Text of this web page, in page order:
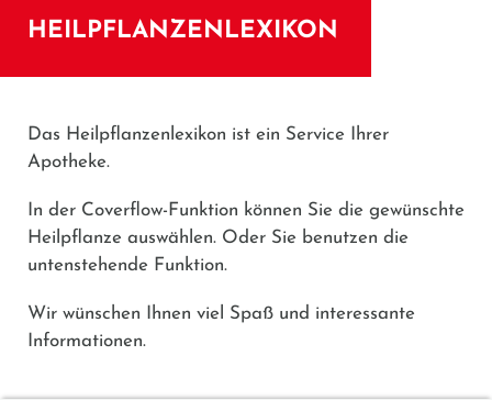
HEILPFLANZENLEXIKON
Das Heilpflanzenlexikon ist ein Service Ihrer
Apotheke.
In der Coverflow-Funktion können Sie die gewünschte
Heilpflanze auswählen. Oder Sie benutzen die
untenstehende Funktion.
Wir wünschen Ihnen viel Spaß und interessante
Informationen.